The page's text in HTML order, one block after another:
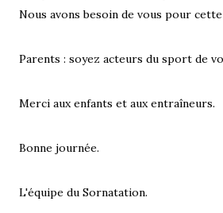
Nous avons besoin de vous pour
Parents : soyez acteurs du sport de vos
Merci aux enfants et aux entraîneurs.
Bonne journée.
L'équipe du Sornatation.